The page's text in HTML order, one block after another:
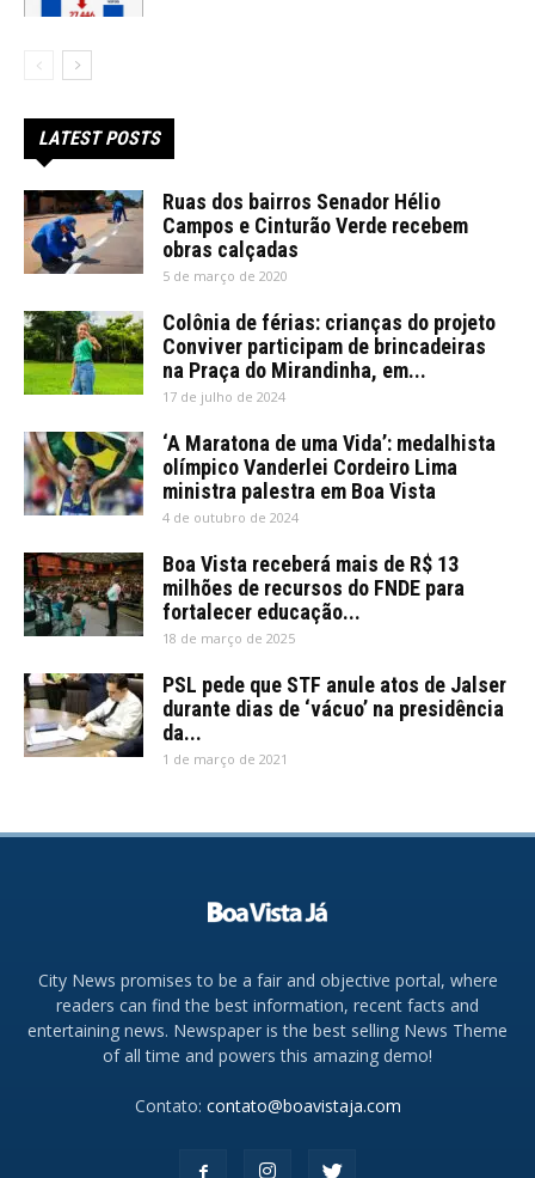
LATEST POSTS
Ruas dos bairros Senador Hélio
Campos e Cinturão Verde recebem
obras calçadas
5 de março de 2020
Colônia de férias: crianças do projeto
Conviver participam de brincadeiras
na Praça do Mirandinha, em...
17 de julho de 2024
‘A Maratona de uma Vida’: medalhista
olímpico Vanderlei Cordeiro Lima
ministra palestra em Boa Vista
4 de outubro de 2024
Boa Vista receberá mais de R$ 13
milhões de recursos do FNDE para
fortalecer educação...
18 de março de 2025
PSL pede que STF anule atos de Jalser
durante dias de ‘vácuo’ na presidência
da...
1 de março de 2021
City News promises to be a fair and objective portal, where
readers can find the best information, recent facts and
entertaining news. Newspaper is the best selling News Theme
of all time and powers this amazing demo!
Contato: contato@boavistaja.com